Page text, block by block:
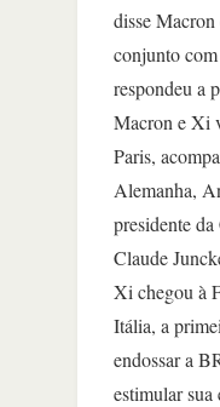
disse
conjunto
respondeu a
Macron e Xi
Paris,
Alemanha,
presidente
Claude
Xi chegou à
Itália, a
endossar a
estimular sua